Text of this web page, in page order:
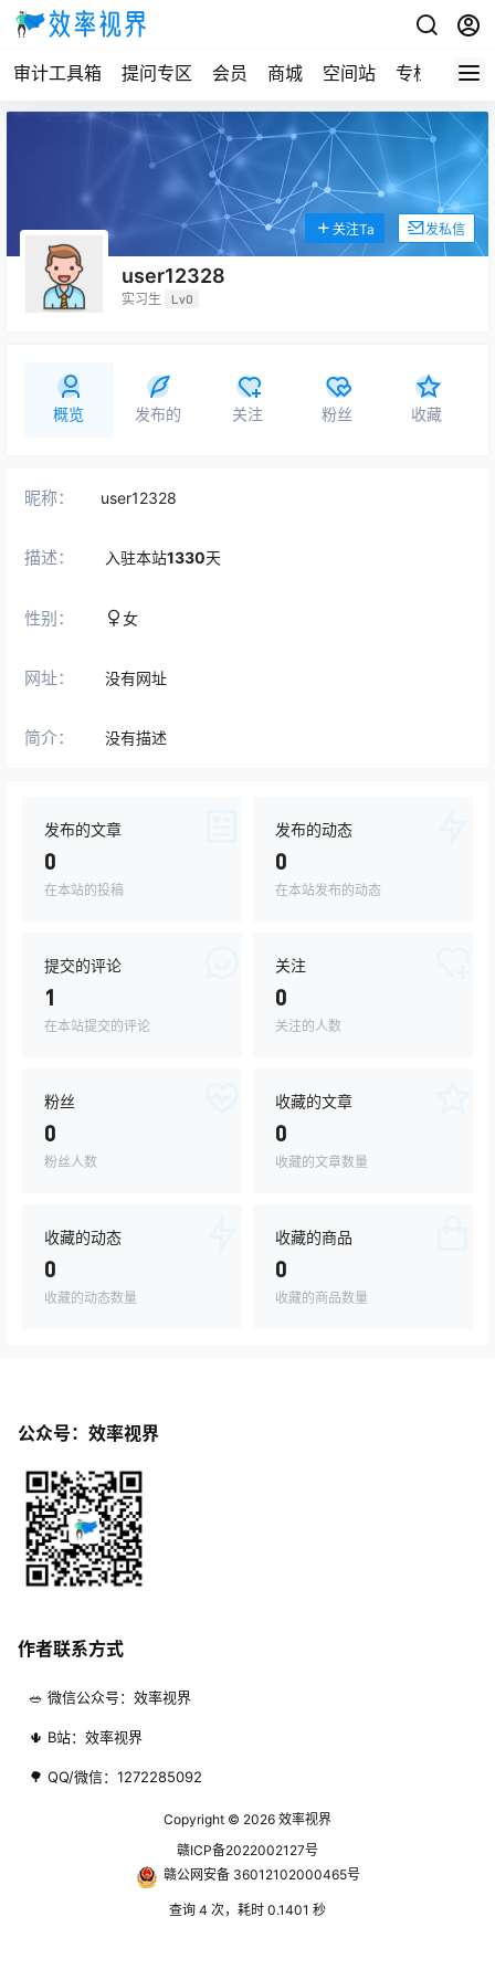
审计工具箱 提问专区 会员 商城 空间站 专栏
user12328
实习生 Lv0
关注Ta 发私信
概览 发布的 关注 粉丝 收藏
昵称： user12328
描述： 入驻本站1330天
性别： 女
网址： 没有网址
简介： 没有描述
发布的文章
0
在本站的投稿
发布的动态
0
在本站发布的动态
提交的评论
1
在本站提交的评论
关注
0
关注的人数
粉丝
0
粉丝人数
收藏的文章
0
收藏的文章数量
收藏的动态
0
收藏的动态数量
收藏的商品
0
收藏的商品数量
公众号：效率视界
作者联系方式
🥗 微信公众号：效率视界
🌵 B站：效率视界
🌳 QQ/微信：1272285092
Copyright © 2026 效率视界
赣ICP备2022002127号
赣公网安备 36012102000465号
查询 4 次，耗时 0.1401 秒